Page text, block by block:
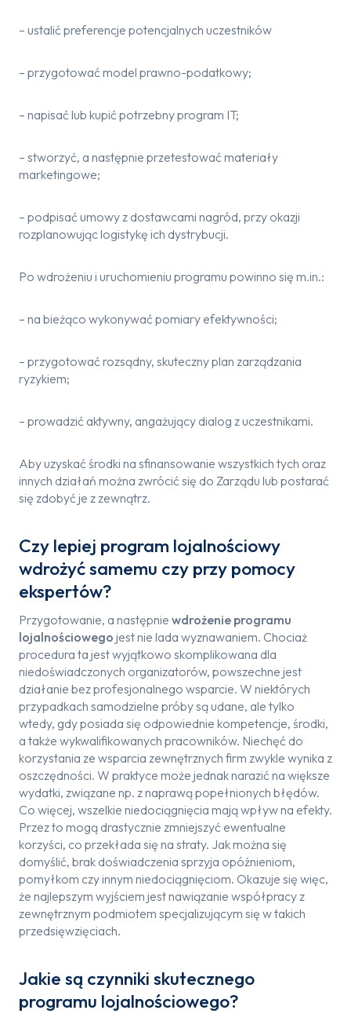
– ustalić preferencje potencjalnych uczestników
– przygotować model prawno-podatkowy;
– napisać lub kupić potrzebny program IT;
– stworzyć, a następnie przetestować materiały
marketingowe;
– podpisać umowy z dostawcami nagród, przy okazji
rozplanowując logistykę ich dystrybucji.
Po wdrożeniu i uruchomieniu programu powinno się m.in.:
– na bieżąco wykonywać pomiary efektywności;
– przygotować rozsądny, skuteczny plan zarządzania
ryzykiem;
– prowadzić aktywny, angażujący dialog z uczestnikami.
Aby uzyskać środki na sfinansowanie wszystkich tych oraz
innych działań można zwrócić się do Zarządu lub postarać
się zdobyć je z zewnątrz.
Czy lepiej program lojalnościowy
wdrożyć samemu czy przy pomocy
ekspertów?
Przygotowanie, a następnie wdrożenie programu
lojalnościowego jest nie lada wyznawaniem. Chociaż
procedura ta jest wyjątkowo skomplikowana dla
niedoświadczonych organizatorów, powszechne jest
działanie bez profesjonalnego wsparcie. W niektórych
przypadkach samodzielne próby są udane, ale tylko
wtedy, gdy posiada się odpowiednie kompetencje, środki,
a także wykwalifikowanych pracowników. Niechęć do
korzystania ze wsparcia zewnętrznych firm zwykle wynika z
oszczędności. W praktyce może jednak narazić na większe
wydatki, związane np. z naprawą popełnionych błędów.
Co więcej, wszelkie niedociągnięcia mają wpływ na efekty.
Przez to mogą drastycznie zmniejszyć ewentualne
korzyści, co przekłada się na straty. Jak można się
domyślić, brak doświadczenia sprzyja opóźnieniom,
pomyłkom czy innym niedociągnięciom. Okazuje się więc,
że najlepszym wyjściem jest nawiązanie współpracy z
zewnętrznym podmiotem specjalizującym się w takich
przedsięwzięciach.
Jakie są czynniki skutecznego
programu lojalnościowego?